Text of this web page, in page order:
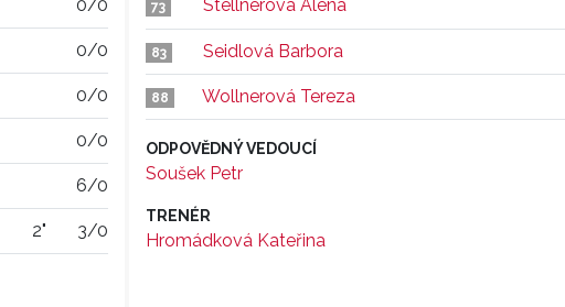
0/0
0/0
0/0
0/0
6/0
2" 3/0
73 Stellnerová Alena
83 Seidlová Barbora
88 Wollnerová Tereza
ODPOVĚDNÝ VEDOUCÍ
Soušek Petr
TRENÉR
Hromádková Kateřina